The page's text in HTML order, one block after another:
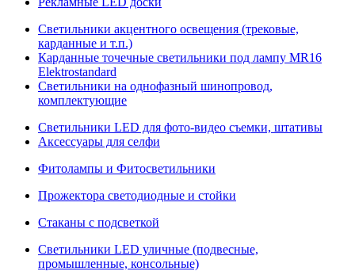
Светильники акцентного освещения (трековые,
карданные и т.п.)
Карданные точечные светильники под лампу MR16
Elektrostandard
Светильники на однофазный шинопровод,
комплектующие
Светильники LED для фото-видео съемки, штативы
Аксессуары для селфи
Фитолампы и Фитосветильники
Прожектора светодиодные и стойки
Стаканы с подсветкой
Светильники LED уличные (подвесные,
промышленные, консольные)